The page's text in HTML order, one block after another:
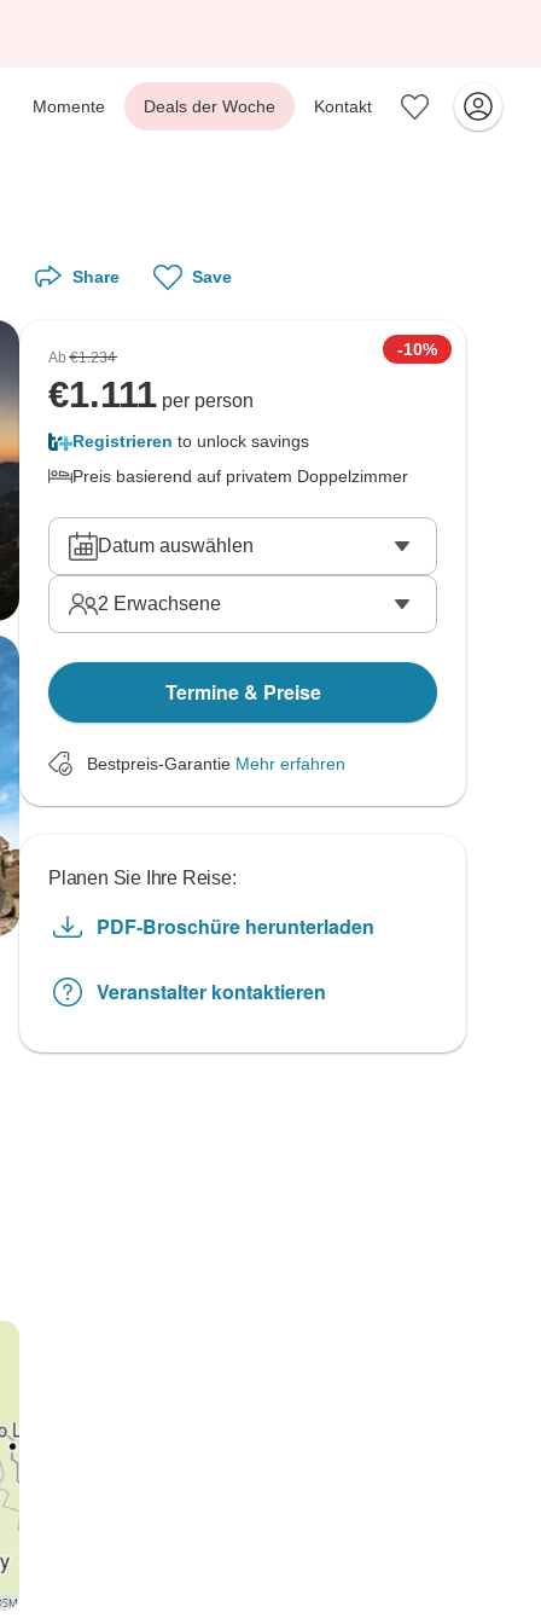
Momente Deals der Woche Kontakt
Share Save
Ab€1.234 -10%
€1.111 per person
Registrieren to unlock savings
Preis basierend auf privatem Doppelzimmer
Datum auswählen
2 Erwachsene
Termine & Preise
Bestpreis-Garantie Mehr erfahren
Planen Sie Ihre Reise:
PDF-Broschüre herunterladen
Veranstalter kontaktieren